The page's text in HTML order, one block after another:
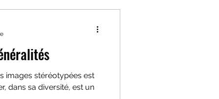
images stéréotypées est
dans sa diversité, est un